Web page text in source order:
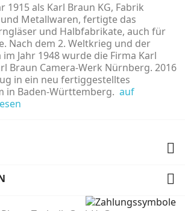
1915 als Karl Braun KG, Fabrik
Metallwaren, fertigte das
und Halbfabrikate, auch für
Nach dem 2. Weltkrieg und der
Jahr 1948 wurde die Firma Karl
Braun Camera-Werk Nürnberg. 2016
in ein neu fertiggestelltes
in Baden-Württemberg. auf

